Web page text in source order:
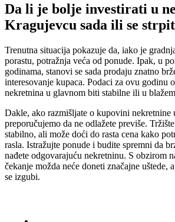
Da li je bolje investirati u
Kragujevcu sada ili se
Trenutna situacija pokazuje da, iako je
porastu, potražnja veća od ponude. Ipak, u
godinama, stanovi se sada prodaju znatno
interesovanje kupaca. Podaci za ovu godinu
nekretnina u glavnom biti stabilne ili u
Dakle, ako razmišljate o kupovini nekretnine
preporučujemo da ne odlažete previše.
stabilno, ali može doći do rasta cena kako
rasla. Istražujte ponude i budite spremni da
nađete odgovarajuću nekretninu. S obzirom
čekanje možda neće doneti značajne uštede,
se izgubi.